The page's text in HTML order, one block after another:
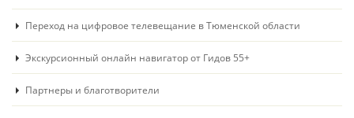
Переход на цифровое телевещание в Тюменской области
Экскурсионный онлайн навигатор от Гидов 55+
Партнеры и благотворители